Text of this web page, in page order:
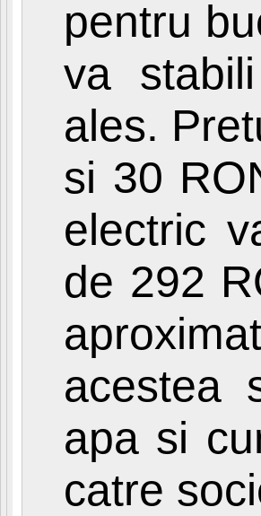
pentru
va
ales.
si 30
electric
de 292
acestea
apa si
catre